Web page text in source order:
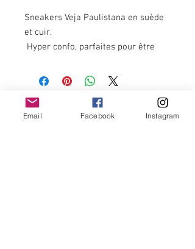
Sneakers Veja Paulistana en suède
et cuir.
Hyper confo, parfaites pour être
et pantalons fluides.
Newsletter
Email Facebook Instagram